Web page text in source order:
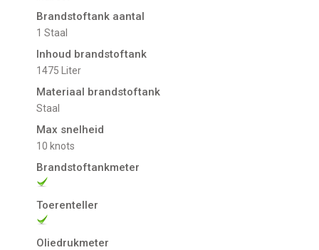
Brandstoftank aantal
1 Staal
Inhoud brandstoftank
1475 Liter
Materiaal brandstoftank
Staal
Max snelheid
10 knots
Brandstoftankmeter
Toerenteller
Oliedrukmeter